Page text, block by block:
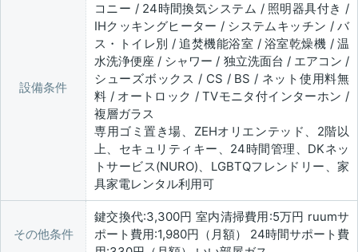
設備条件
コニー / 24時間換気システム / 照明器具付き /
IHクッキングヒーター / システムキッチン / バ
ス・トイレ別 / 追焚機能浴室 / 浴室乾燥機 / 温
水洗浄便座 / シャワー / 独立洗面台 / エアコン /
シューズボックス / CS / BS / ネット使用料無
料 / オートロック / TVモニタ付インターホン /
複層ガラス
専用ゴミ置き場、ZEHオリエンテッド、2階以
上、セキュリティキー、24時間管理、DKネッ
トサービス(NURO)、LGBTQフレンドリー、家
具家電レンタル利用可
その他条件
鍵交換代:3,300円 室内清掃費用:5万円 ruumサ
ポート費用:1,980円（月額） 24時間サポート費